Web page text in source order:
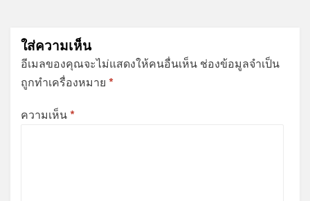
ใส่ความเห็น
อีเมลของคุณจะไม่แสดงให้คนอื่นเห็น ช่องข้อมูลจำเป็น
ถูกทำเครื่องหมาย *
ความเห็น *